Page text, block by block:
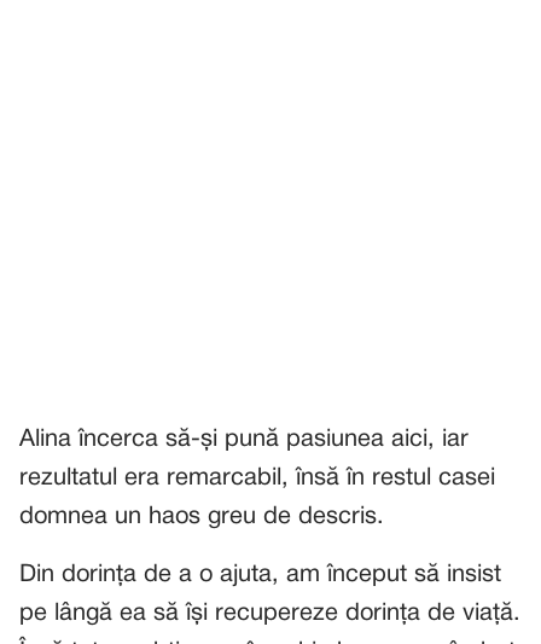
Alina încerca să-și pună pasiunea aici, iar
rezultatul era remarcabil, însă în restul casei
domnea un haos greu de descris.
Din dorința de a o ajuta, am început să insist
pe lângă ea să își recupereze dorința de viață.